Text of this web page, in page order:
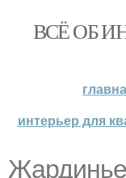
ВСЁ ОБ
интерьер для